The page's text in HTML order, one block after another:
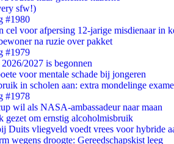
sfw!)
#1980
cel voor afpersing 12-jarige misdienaar in
na ruzie over pakket
#1979
2027 is begonnen
voor mentale schade bij jongeren
in scholen aan: extra mondelinge
#1978
wil als NASA-ambassadeur naar maan
gezet om ernstig alcoholmisbruik
Duits vliegveld voedt vrees voor hybride
wegens droogte: Gereedschapskist leeg